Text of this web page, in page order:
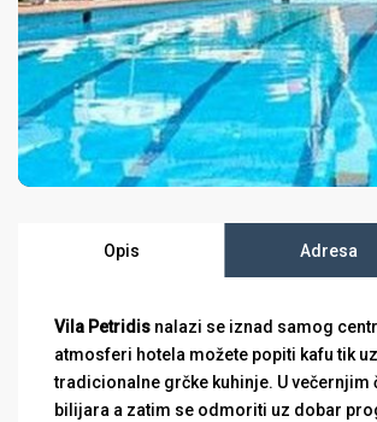
Opis Adresa
Vila Petridis nalazi se iznad samog
atmosferi hotela možete popiti kafu tik
tradicionalne grčke kuhinje. U
bilijara a zatim se odmoriti uz dobar